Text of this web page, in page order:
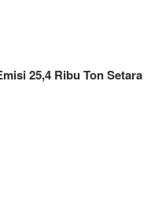
25,4 Ribu Ton Setara